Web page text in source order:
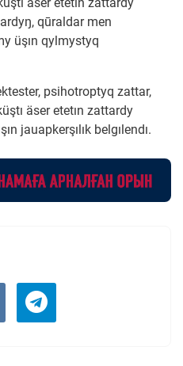
qūraldar men
üşın qylmystyq
psihotroptyq zattar,
äser etetın zattardy
jauapkerşılık belgılendı.